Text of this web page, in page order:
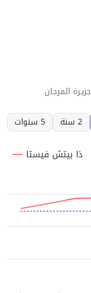
2 سنة 5 سنوات
ذا بيتش فيستا